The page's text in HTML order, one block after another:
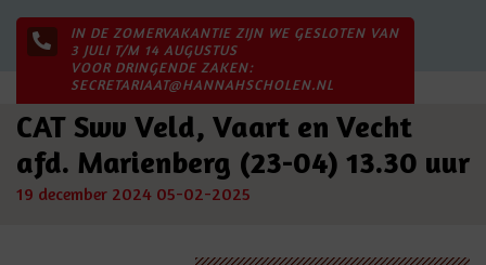
IN DE ZOMERVAKANTIE ZIJN WE GESLOTEN VAN
3 JULI T/M 14 AUGUSTUS
VOOR DRINGENDE ZAKEN:
SECRETARIAAT@HANNAHSCHOLEN.NL
CAT Swv Veld, Vaart en Vecht
afd. Marienberg (23-04) 13.30 uur
19 december 2024 05-02-2025